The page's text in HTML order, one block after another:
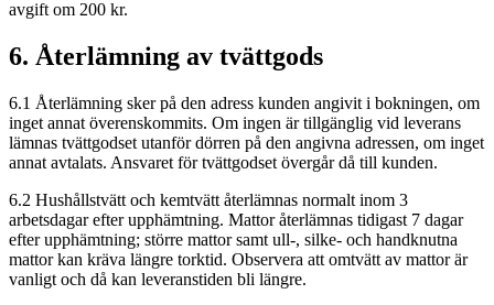
avgift om 200 kr.
6. Återlämning av tvättgods
6.1 Återlämning sker på den adress kunden angivit i bokningen, om
inget annat överenskommits. Om ingen är tillgänglig vid leverans
lämnas tvättgodset utanför dörren på den angivna adressen, om inget
annat avtalats. Ansvaret för tvättgodset övergår då till kunden.
6.2 Hushållstvätt och kemtvätt återlämnas normalt inom 3
arbetsdagar efter upphämtning. Mattor återlämnas tidigast 7 dagar
efter upphämtning; större mattor samt ull-, silke- och handknutna
mattor kan kräva längre torktid. Observera att omtvätt av mattor är
vanligt och då kan leveranstiden bli längre.